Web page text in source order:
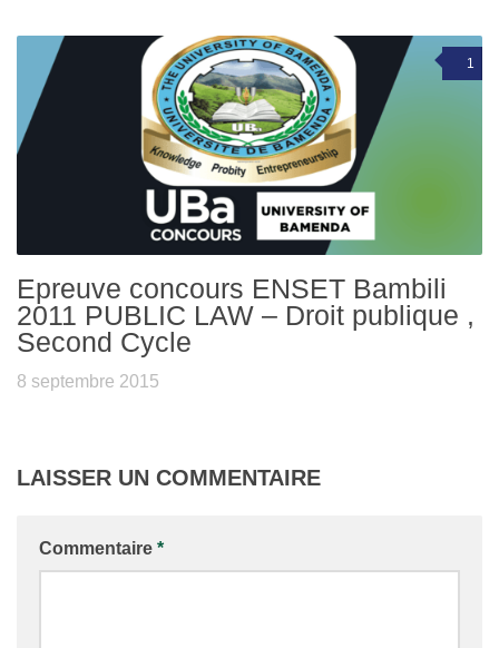
1
Epreuve concours ENSET Bambili
2011 PUBLIC LAW – Droit publique ,
Second Cycle
8 septembre 2015
LAISSER UN COMMENTAIRE
Commentaire *